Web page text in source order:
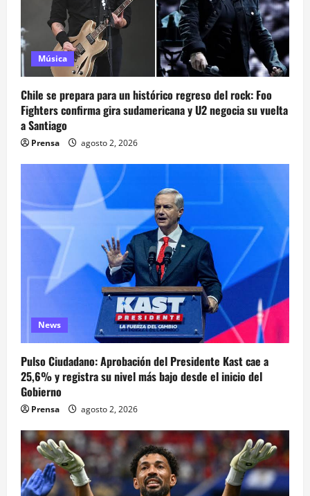
Música
Chile se prepara para un histórico regreso del rock: Foo
Fighters confirma gira sudamericana y U2 negocia su vuelta
a Santiago
Prensa agosto 2, 2026
News
Pulso Ciudadano: Aprobación del Presidente Kast cae a
25,6% y registra su nivel más bajo desde el inicio del
Gobierno
Prensa agosto 2, 2026